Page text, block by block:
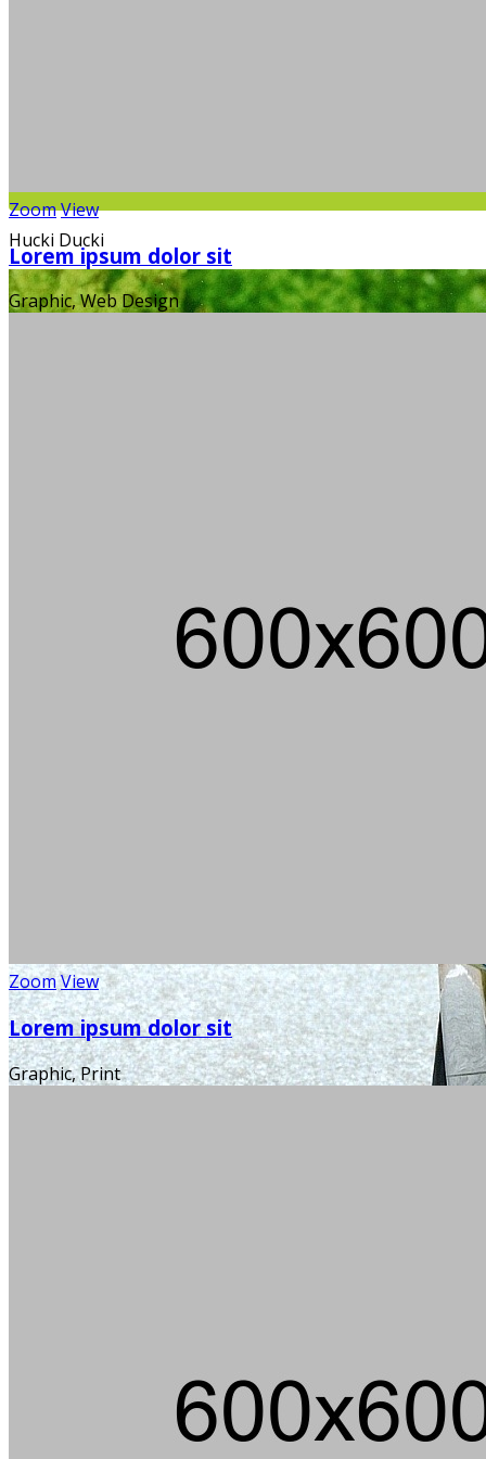
Hucki Ducki
ZoomView
Lorem ipsum dolor sit
Graphic, Web Design
ZoomView
Lorem ipsum dolor sit
Graphic, Print